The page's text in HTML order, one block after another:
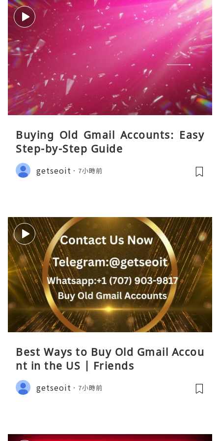
Buying Old Gmail Accounts: Easy
Step-by-Step Guide
getseoit 7小時前
Best Ways to Buy Old Gmail Accou
nt in the US | Friends
getseoit 7小時前